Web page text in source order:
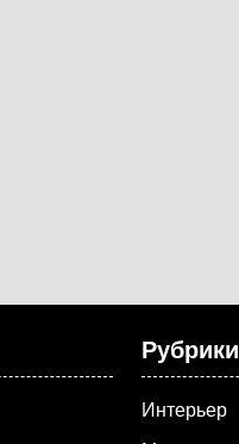
Рубрики
Интерьер